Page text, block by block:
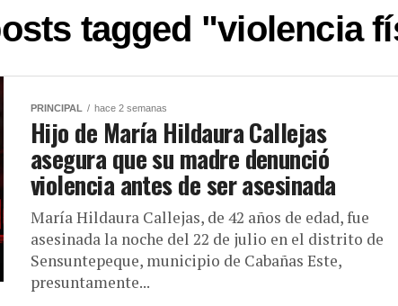
tagged "violencia
PRINCIPAL hace 2 semanas
Hijo de María Hildaura Callejas
asegura que su madre denunció
violencia antes de ser asesinada
María Hildaura Callejas, de 42 años de edad, fue
asesinada la noche del 22 de julio en el distrito de
Sensuntepeque, municipio de Cabañas Este,
presuntamente...